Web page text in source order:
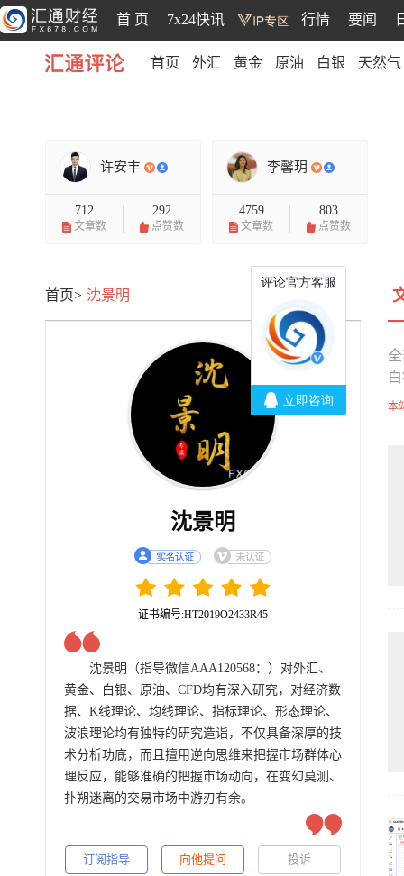
首 页 7x24快讯 行情 要闻
首页 外汇 黄金 原油 白银 天然气
许安丰
712
文章数
292
点赞数
李馨玥
4759
文章数
803
点赞数
首页> 沈景明
沈景明
证书编号:HT2019O2433R45
沈景明（指导微信AAA120568：）对外汇、
黄金、白银、原油、CFD均有深入研究，对经济数
据、K线理论、均线理论、指标理论、形态理论、
波浪理论均有独特的研究造诣，不仅具备深厚的技
术分析功底，而且擅用逆向思维来把握市场群体心
理反应，能够准确的把握市场动向，在变幻莫测、
扑朔迷离的交易市场中游刃有余。
订阅指导 向他提问 投诉
本